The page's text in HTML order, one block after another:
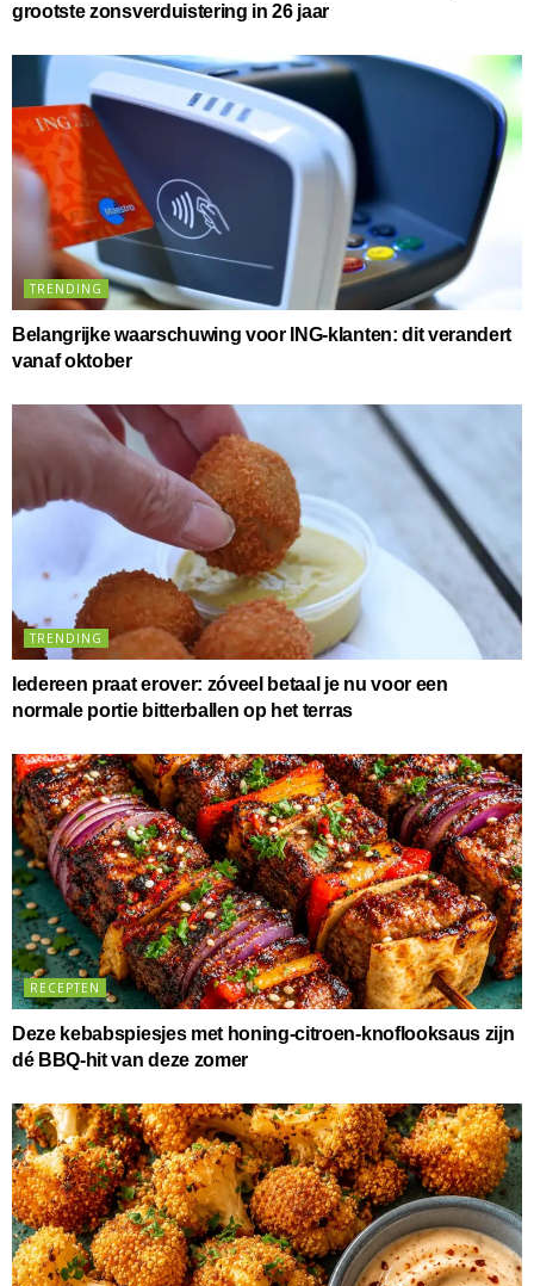
grootste zonsverduistering in 26 jaar
TRENDING
Belangrijke waarschuwing voor ING-klanten: dit verandert
vanaf oktober
TRENDING
Iedereen praat erover: zóveel betaal je nu voor een
normale portie bitterballen op het terras
RECEPTEN
Deze kebabspiesjes met honing-citroen-knoflooksaus zijn
dé BBQ-hit van deze zomer